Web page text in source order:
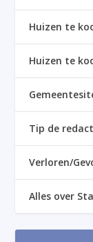
Huizen te
Huizen te
Tip de
Verloren/
Alles over